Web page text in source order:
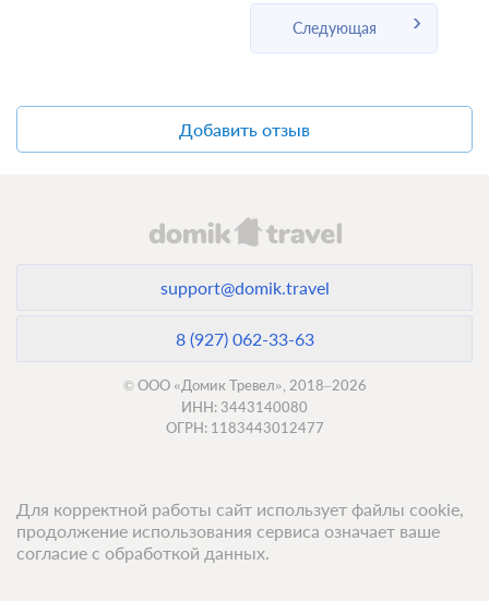
Следующая
Добавить отзыв
support@domik.travel
8 (927) 062-33-63
© ООО «Домик Тревел», 2018–2026
ИНН: 3443140080
ОГРН: 1183443012477
Для корректной работы сайт использует файлы cookie,
продолжение использования сервиса означает ваше
согласие с обработкой данных.